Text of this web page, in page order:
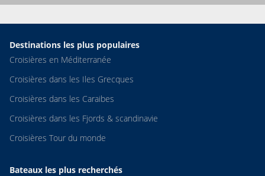
Destinations les plus populaires
Croisières en Méditerranée
Croisières dans les Iles Grecques
Croisières dans les Caraibes
Croisières dans les Fjords & scandinavie
Croisières Tour du monde
Bateaux les plus recherchés